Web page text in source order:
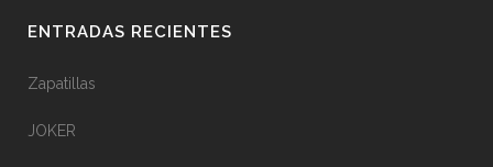
ENTRADAS RECIENTES
Zapatillas
JOKER